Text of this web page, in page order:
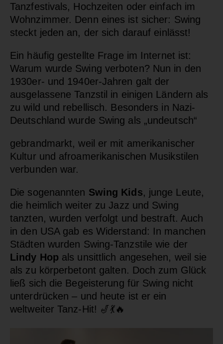
Tanzfestivals, Hochzeiten oder einfach im
Wohnzimmer. Denn eines ist sicher: Swing
steckt jeden an, der sich darauf einlässt!
Ein häufig gestellte Frage im Internet ist:
Warum wurde Swing verboten? Nun in den
1930er- und 1940er-Jahren galt der
ausgelassene Tanzstil in einigen Ländern als
zu wild und rebellisch. Besonders in Nazi-
Deutschland wurde Swing als „undeutsch“
gebrandmarkt, weil er mit amerikanischer
Kultur und afroamerikanischen Musikstilen
verbunden war.
Die sogenannten Swing Kids, junge Leute,
die heimlich weiter zu Jazz und Swing
tanzten, wurden verfolgt und bestraft. Auch
in den USA gab es Widerstand: In manchen
Städten wurden Swing-Tanzstile wie der
Lindy Hop als unsittlich angesehen, weil sie
als zu körperbetont galten. Doch zum Glück
ließ sich die Begeisterung für Swing nicht
unterdrücken – und heute ist er ein
weltweiter Tanz-Hit! 🎷💃🔥